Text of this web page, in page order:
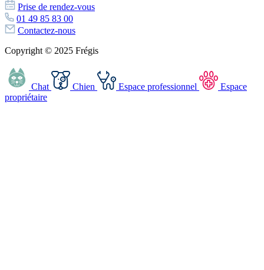
Prise de rendez-vous
01 49 85 83 00
Contactez-nous
Copyright © 2025 Frégis
Chat Chien Espace professionnel
Espace
propriétaire